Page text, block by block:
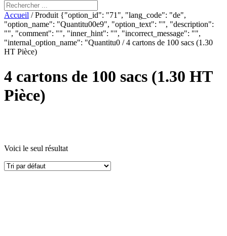
Accueil / Produit {"option_id": "71", "lang_code": "de",
"option_name": "Quantitu00e9", "option_text": "", "description":
"", "comment": "", "inner_hint": "", "incorrect_message": "",
"internal_option_name": "Quantitu0 / 4 cartons de 100 sacs (1.30
HT Pièce)
4 cartons de 100 sacs (1.30 HT
Pièce)
Voici le seul résultat